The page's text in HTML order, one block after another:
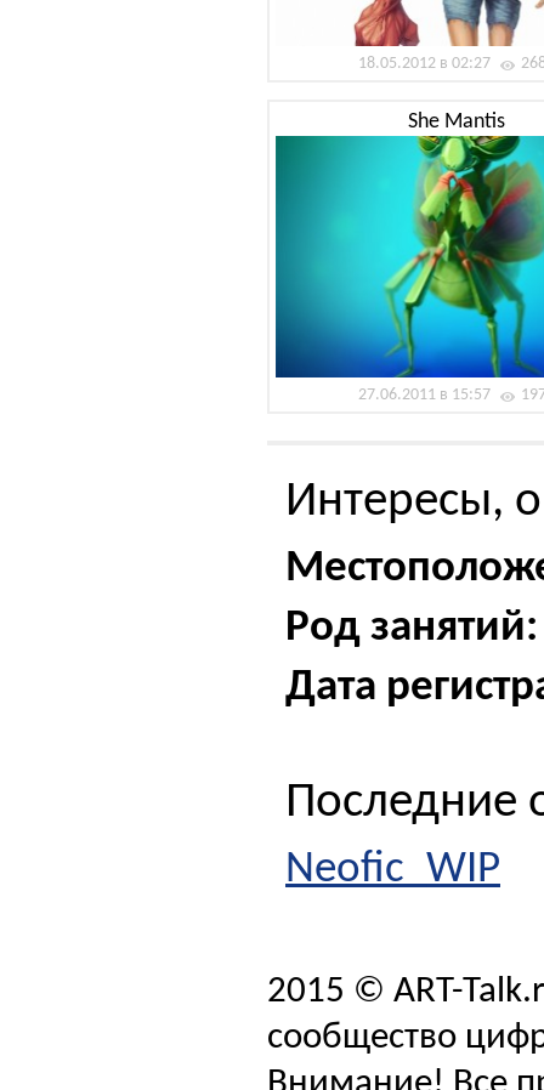
18.05.2012 в 02:27
She Mantis
27.06.2011 в 15:57
Интересы,
Род занятий:
Дата
Последние
Neofic_WIP
2015 © ART-
сообщество